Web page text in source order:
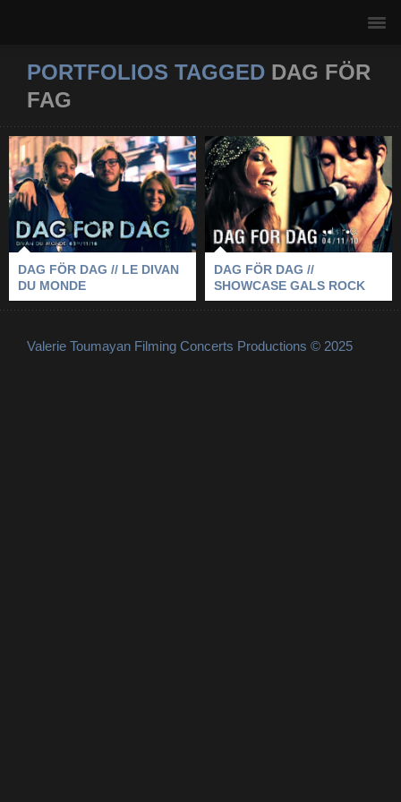
PORTFOLIOS TAGGED DAG FÖR
FAG
DAG FÖR DAG // LE
DIVAN DU MONDE
2010
-
LE DIVAN DU MONDE- PARIS
DAG FÖR DAG // LE DIVAN
DU MONDE
DAG FÖR DAG //
SHOWCASE GALS
ROCK
2010 DAG FÖR FAG- PARIS-
SHOWCASE
DAG FÖR DAG //
SHOWCASE GALS ROCK
Valerie Toumayan Filming Concerts Productions © 2025